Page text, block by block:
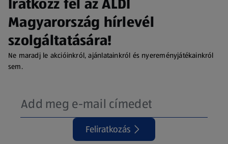
Magyarország hírlevél
szolgáltatására!
Ne maradj le akcióinkról, ajánlatainkról és nyereményjátékainkról
sem.
Feliratkozás